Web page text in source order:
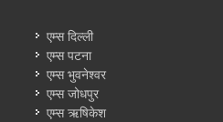
एम्स दिल्ली
एम्स पटना
एम्स भुवनेश्वर
एम्स जोधपुर
एम्स ऋषिकेश